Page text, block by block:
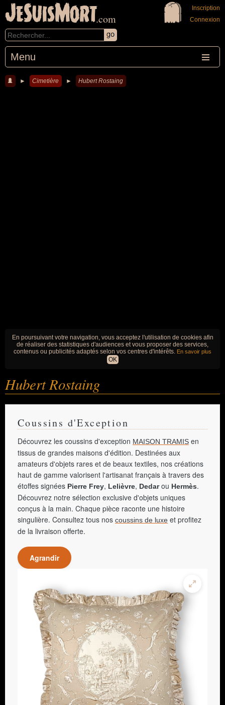
JeSuisMort.com
Menu
Inscription
Connexion
► Cimetière ► Hubert Rostaing
En poursuivant votre navigation, vous acceptez l'utilisation de cookies afin
de réaliser des statistiques d'audiences et vous proposer des services,
contenus ou publicités adaptés selon vos centres d'intérêts. En savoir plus
OK
Hubert Rostaing
Coussins d'Exception
Découvrez les coussins d'exception MAISON TRAMIS en
tissus de grandes maisons d'édition. Destinées aux
amateurs d'objets rares et de beaux textiles, nos créations
haut de gamme valorisent l'artisanat français à travers des
étoffes signées Pierre Frey, Lelièvre, Dedarou Hermès.
Découvrez notre sélection exclusive d'objets uniques
conçus à la main. Chaque pièce raconte une histoire
singulière. Consultez tous nos coussins de luxe et profitez
de la livraison offerte.
Agrandir